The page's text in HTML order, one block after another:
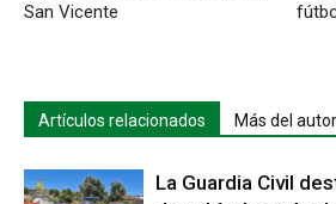
San Vicente
Artículos relacionados Más del autor
La Guardia Civil